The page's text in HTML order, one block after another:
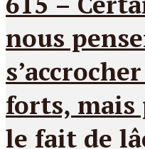
nous
forts, mais
le fait de